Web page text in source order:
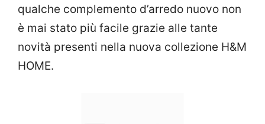
qualche complemento d’arredo nuovo non
è mai stato più facile grazie alle tante
novità presenti nella nuova collezione H&M
HOME.